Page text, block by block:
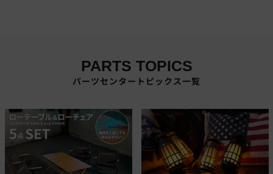
PARTS TOPICS
パーツセンタートピックス一覧